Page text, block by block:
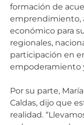
formación de
emprendimiento,
económico para
regionales,
participación en
empoderamiento
Por su parte,
Caldas, dijo que
realidad.